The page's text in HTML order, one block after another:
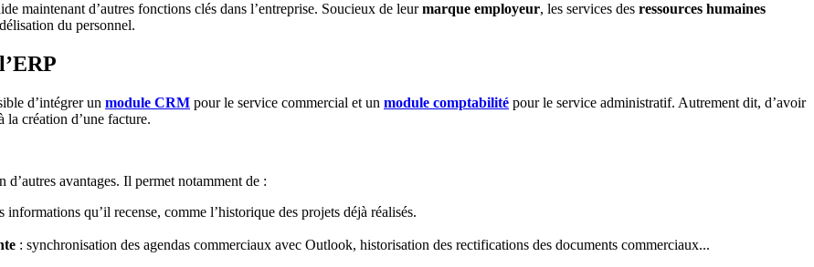
maintenant d’autres fonctions clés dans l’entreprise. Soucieux de leurmarque employeur, les services des ressources humaines
du personnel.
d’intégrer un module CRM pour le service commercial et un module comptabilité pour le service administratif. Autrement dit, d’avoir
la création d’une facture.
avantages. Il permet notamment de :
informations qu’il recense, comme l’historique des projets déjà réalisés.
: synchronisation des agendas commerciaux avec Outlook, historisation des rectifications des documents commerciaux...